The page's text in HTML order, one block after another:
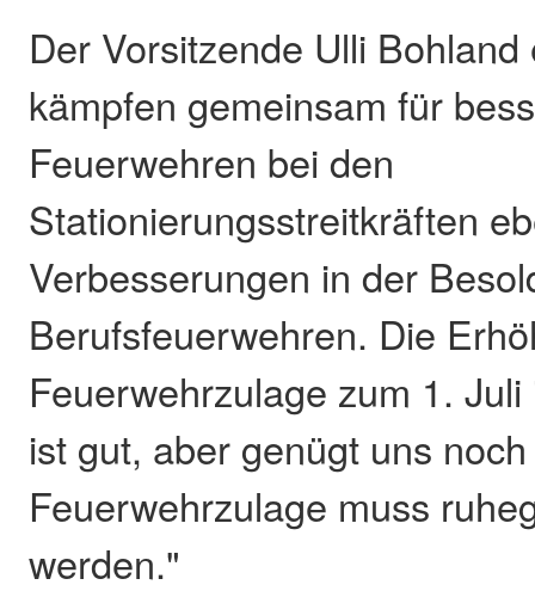
Der Vorsitzende Ulli
kämpfen gemeinsam für
Feuerwehren bei den
Stationierungsstreitkräften
Verbesserungen in der
Berufsfeuerwehren. Die
Feuerwehrzulage zum 1.
ist gut, aber genügt uns
Feuerwehrzulage muss
werden."